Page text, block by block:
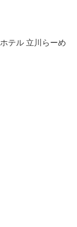
テル 立川らーめ